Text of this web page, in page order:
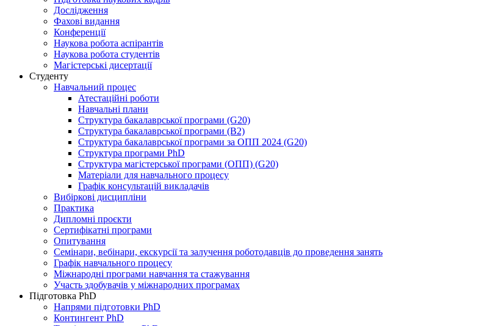
Дослідження
Фахові видання
Конференції
Наукова робота аспірантів
Наукова робота студентів
Магістерські дисертації
Студенту
Навчальний процес
Атестаційні роботи
Навчальні плани
Структура бакалаврської програми (G20)
Структура бакалаврської програми (B2)
Структура бакалаврської програми за ОПП 2024 (G20)
Структура програми PhD
Структура магістерської програми (ОПП) (G20)
Матеріали для навчального процесу
Графік консультацій викладачів
Вибіркові дисципліни
Практика
Дипломні проєкти
Сертифікатні програми
Опитування
Семінари, вебінари, екскурсії та залучення роботодавців до проведення занять
Графік навчального процесу
Міжнародні програми навчання та стажування
Участь здобувачів у міжнародних програмах
Підготовка PhD
Напрями підготовки PhD
Контингент PhD